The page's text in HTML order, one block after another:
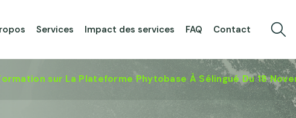
Services Impact des services FAQ Contact
sur La Plateforme Phytobase À Sélingué Du 18